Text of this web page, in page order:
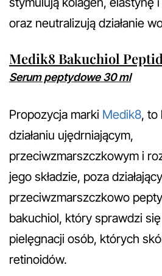
oraz neutralizują działanie
Medik8 Bakuchiol
Serum peptydowe 30 ml
Propozycja marki Medik8, to
działaniu ujędrniającym,
przeciwzmarszczkowym i
jego składzie, poza
przeciwzmarszczkowo
bakuchiol, który sprawdzi
pielęgnacji osób, których
retinoidów.